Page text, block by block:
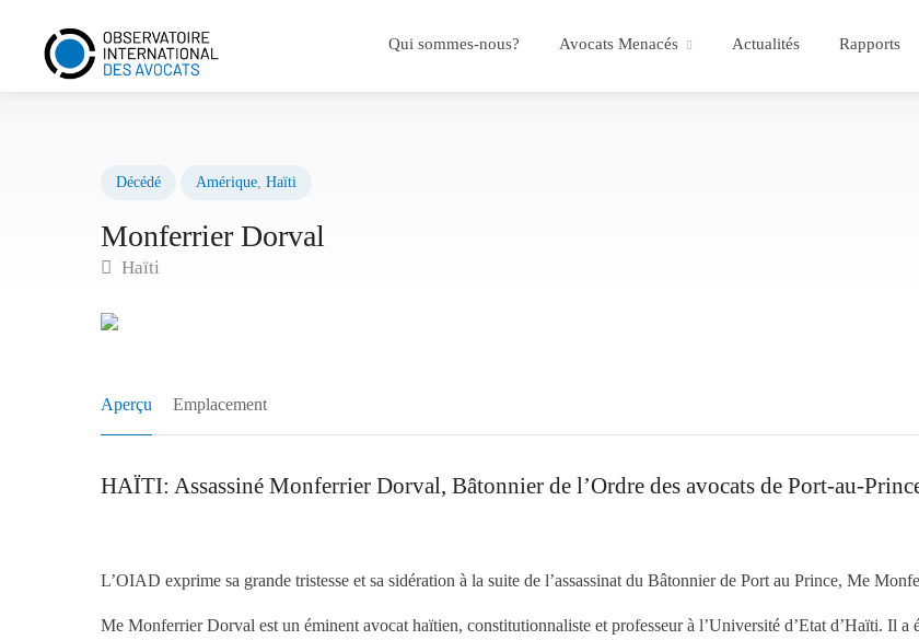
Qui sommes-nous? Avocats Menacés Actualités Rapports
Décédé Amérique ,Haïti
Monferrier Dorval
Haïti
Aperçu Emplacement
HAÏTI: Assassiné Monferrier Dorval, Bâtonnier de l’Ordre des avocats de Port-au-
L’OIAD exprime sa grande tristesse et sa sidération à la suite de l’assassinat du Bâtonnier de Port au Prince, Me
Me Monferrier Dorval est un éminent avocat haïtien, constitutionnaliste et professeur à l’Université d’Etat d’Haïti. Il